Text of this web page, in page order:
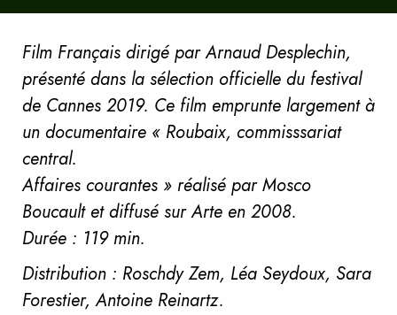
Film Français dirigé par Arnaud Desplechin,
présenté dans la sélection officielle du festival
de Cannes 2019. Ce film emprunte largement à
un documentaire « Roubaix, commisssariat
central.
Affaires courantes » réalisé par Mosco
Boucault et diffusé sur Arte en 2008.
Durée : 119 min.
Distribution : Roschdy Zem, Léa Seydoux, Sara
Forestier, Antoine Reinartz.